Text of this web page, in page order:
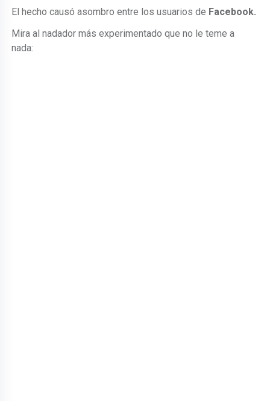
El hecho causó asombro entre los usuarios de Facebook.
Mira al nadador más experimentado que no le teme a
nada: